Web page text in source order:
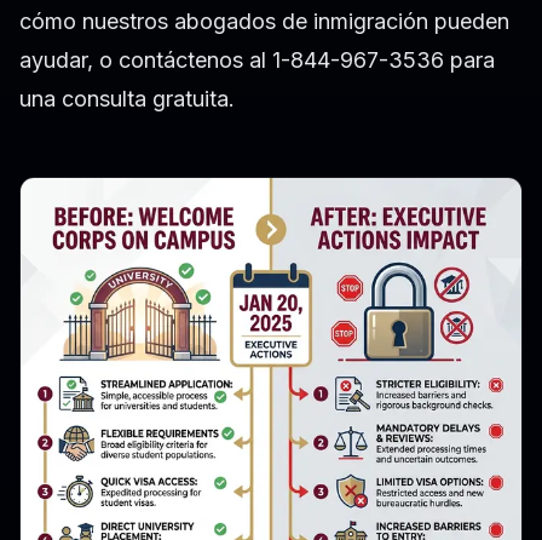
cómo nuestros abogados de inmigración pueden
ayudar, o contáctenos al 1-844-967-3536 para
una consulta gratuita.